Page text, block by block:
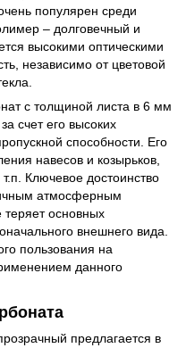
популярен среди
– долговечный и
высокими оптическими
независимо от цветовой
с толщиной листа в 6 мм
счет его высоких
способности. Его
навесов и козырьков,
Ключевое достоинство
атмосферным
основных
внешнего вида.
пользования на
данного
предлагается в